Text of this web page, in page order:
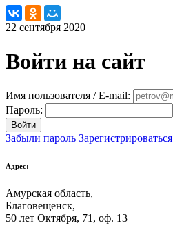
22 сентября 2020
Войти на сайт
Имя пользователя / E-mail:
Пароль:
Войти
Забыли пароль Зарегистрироваться
Адрес:
Амурская область,
Благовещенск,
50 лет Октября, 71, оф. 13